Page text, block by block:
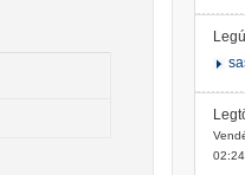
02:24